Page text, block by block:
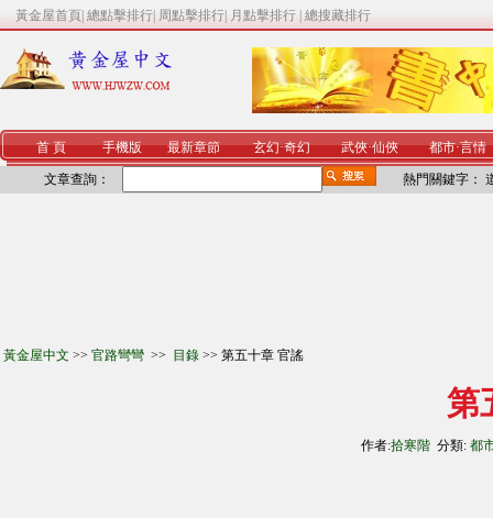
黃金屋首頁 總點擊排行 周點擊排行 月點擊排行 總搜藏排行
首 頁 手機版 最新章節 玄幻·奇幻 武俠·仙俠 都市·言情
文章查詢： 熱門關鍵字：
黃金屋中文 >> 官路彎彎 >> 目錄 >> 第五十章 官謠
第
作者:拾寒階 分類: 都